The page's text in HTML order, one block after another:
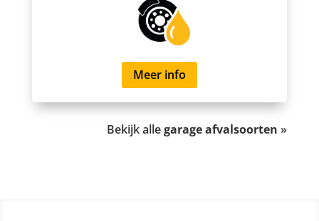
Meer info
Bekijk allegarage afvalsoorten »